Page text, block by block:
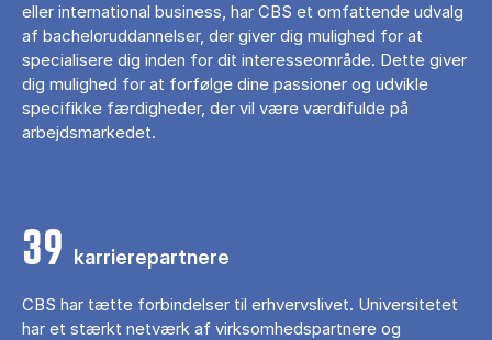
eller international business, har CBS et omfattende udvalg
af bacheloruddannelser, der giver dig mulighed for at
specialisere dig inden for dit interesseområde. Dette giver
dig mulighed for at forfølge dine passioner og udvikle
specifikke færdigheder, der vil være værdifulde på
arbejdsmarkedet.
39 karrierepartnere
CBS har tætte forbindelser til erhvervslivet. Universitetet
har et stærkt netværk af virksomhedspartnere og